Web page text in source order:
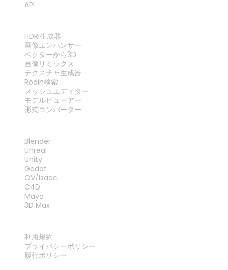
API
HDRI生成器
画像エンハンサー
ベクターから3D
画像リミックス
テクスチャ生成器
Rodin検索
メッシュエディター
モデルビューアー
形式コンバーター
Blender
Unreal
Unity
Godot
OV/Isaac
C4D
Maya
3D Max
利用規約
プライバシーポリシー
履行ポリシー